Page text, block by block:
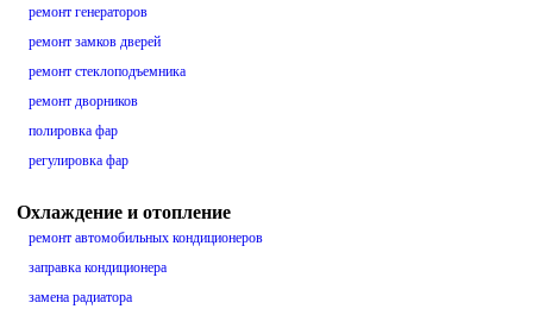
ремонт генераторов
ремонт замков дверей
ремонт стеклоподъемника
ремонт дворников
полировка фар
регулировка фар
Охлаждение и отопление
ремонт автомобильных кондиционеров
заправка кондиционера
замена радиатора